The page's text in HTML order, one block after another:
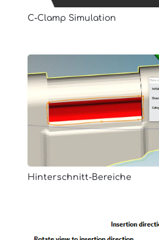
C-Clamp Simulation
Hinterschnitt-Bereiche